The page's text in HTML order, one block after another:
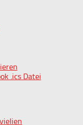
.ics Datei